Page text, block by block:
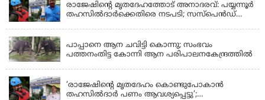
രാജേഷിന്റെ മൃതദേഹത്തോട് അനാദരവ്: പയ്യന്നൂർ
തഹസിൽദാർക്കെതിരെ നടപടി; സസ്പെൻഡ്
പാപ്പാനെ ആന ചവിട്ടി കൊന്നു; സംഭവം
പത്തനംതിട്ട കോന്നി ആന പരിപാലനകേന്ദ്രത്തിൽ
‘രാജേഷിന്‍റെ മൃതദേഹം കൊണ്ടുപോകാന്‍
തഹസില്‍ദാര്‍ പണം ആവശ്യപ്പെട്ടു’;